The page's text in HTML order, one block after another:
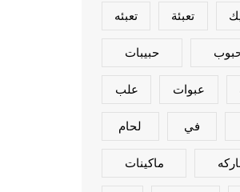
تعبئة تعبئه
حبيبات
عبوات علب
في لحام
ماكينات